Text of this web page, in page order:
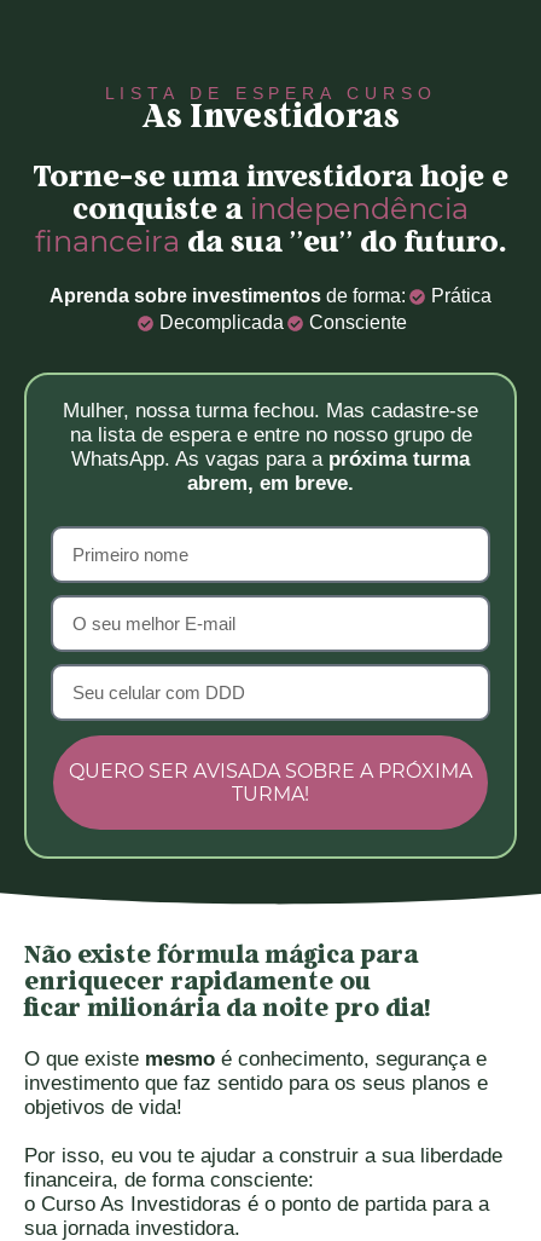
LISTA DE ESPERA CURSO
As Investidoras
Torne-se uma investidora hoje e
conquiste a independência
financeira da sua ''eu'' do futuro.​
Aprenda sobre investimentosde forma:
Prática
Decomplicada
Consciente
Mulher, nossa turma fechou. Mas cadastre-se
na lista de espera e entre no nosso grupo de
WhatsApp. As vagas para apróxima turma
abrem, em breve.
QUERO SER AVISADA SOBRE A PRÓXIMA
TURMA!
Não existe fórmula mágica para
enriquecer rapidamente ou
ficar milionária da noite pro dia!
O que existe mesmo é conhecimento, segurança e
investimento que faz sentido para os seus planos e
objetivos de vida!
Por isso, eu vou te ajudar a construir a sua liberdade
financeira, de forma consciente:
o Curso As Investidoras é o ponto de partida para a
sua jornada investidora.